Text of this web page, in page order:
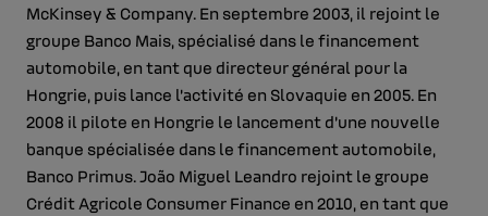
McKinsey & Company. En septembre 2003, il rejoint le
groupe Banco Mais, spécialisé dans le financement
automobile, en tant que directeur général pour la
Hongrie, puis lance l’activité en Slovaquie en 2005. En
2008 il pilote en Hongrie le lancement d’une nouvelle
banque spécialisée dans le financement automobile,
Banco Primus. João Miguel Leandro rejoint le groupe
Crédit Agricole Consumer Finance en 2010, en tant que